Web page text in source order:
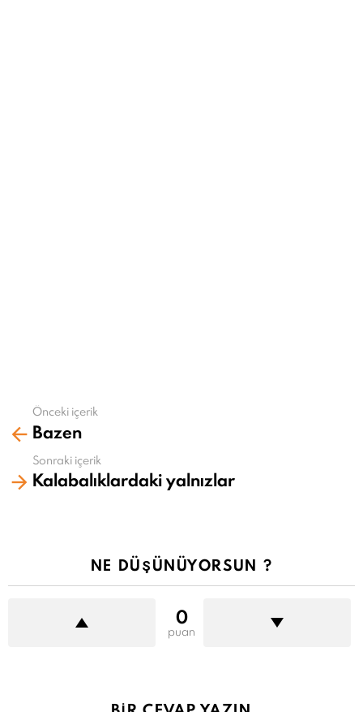
Daha
fazla
Önceki içerik
Bazen
Sonraki içerik
Kalabalıklardaki yalnızlar
NE DÜŞÜNÜYORSUN ?
0
puan